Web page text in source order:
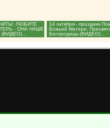
ЛЮБИТЕ
- ОНА НАШЕ
14 октября - праздник
Божьей Матери,
Богородицы.(ВИДЕО)...